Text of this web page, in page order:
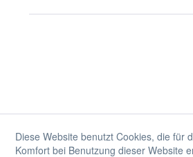
Diese Website benutzt Cookies, die für
Komfort bei Benutzung dieser Website